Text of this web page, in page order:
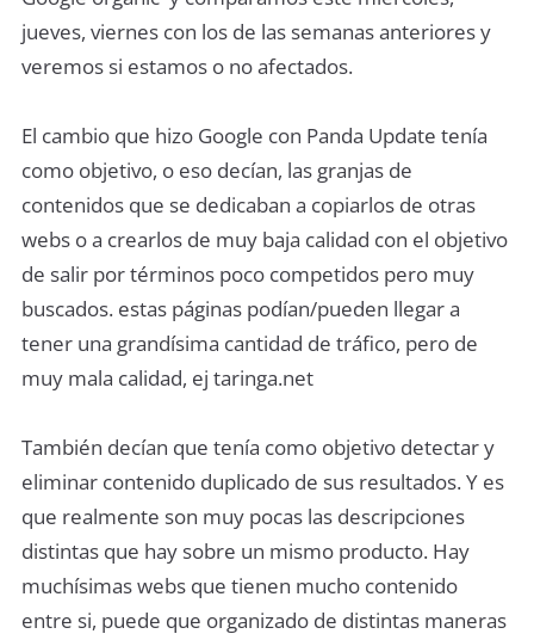
jueves, viernes con los de las semanas anteriores y
veremos si estamos o no afectados.
El cambio que hizo Google con Panda Update tenía
como objetivo, o eso decían, las granjas de
contenidos que se dedicaban a copiarlos de otras
webs o a crearlos de muy baja calidad con el objetivo
de salir por términos poco competidos pero muy
buscados. estas páginas podían/pueden llegar a
tener una grandísima cantidad de tráfico, pero de
muy mala calidad, ej taringa.net
También decían que tenía como objetivo detectar y
eliminar contenido duplicado de sus resultados. Y es
que realmente son muy pocas las descripciones
distintas que hay sobre un mismo producto. Hay
muchísimas webs que tienen mucho contenido
entre si, puede que organizado de distintas maneras